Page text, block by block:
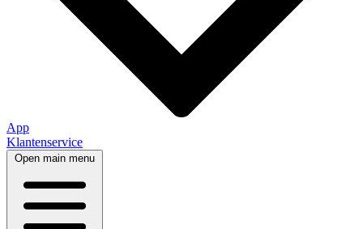
App
Klantenservice
Open main menu